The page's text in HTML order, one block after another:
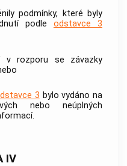
podmínky, které byly
podle odstavce 3
v rozporu se závazky
3 bylo vydáno na
nebo neúplných
IV